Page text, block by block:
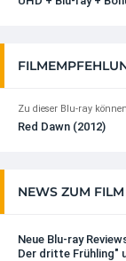
Zu dieser Blu-ray
Red Dawn (2012)
NEWS ZUM FILM
Neue Blu-ray
Der dritte Frühling"